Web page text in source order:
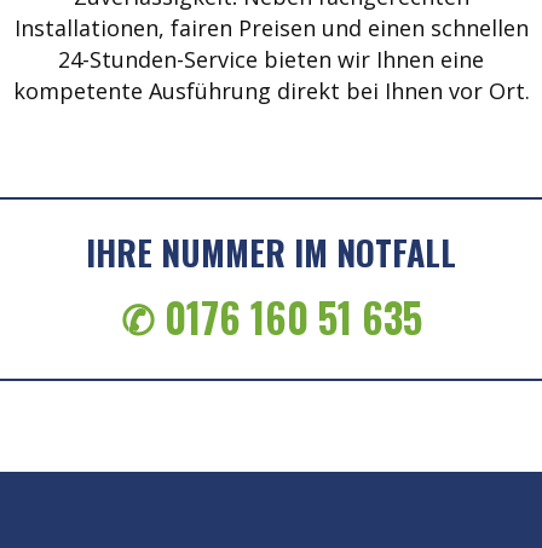
Installationen, fairen Preisen und einen schnellen
24-Stunden-Service bieten wir Ihnen eine
kompetente Ausführung direkt bei Ihnen vor Ort.
IHRE NUMMER IM NOTFALL
✆ 0176 160 51 635